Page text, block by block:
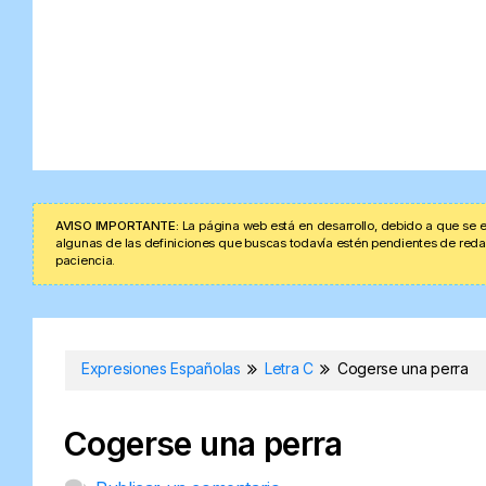
AVISO IMPORTANTE: La página web está en desarrollo, debido a que
algunas de las definiciones que buscas todavía estén pendientes de
paciencia.
Expresiones Españolas Letra C Cogerse una perra
Cogerse una perra